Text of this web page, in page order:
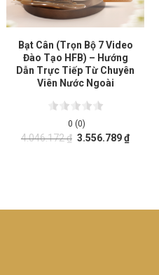
Bạt Cân (Trọn Bộ 7 Video
Đào Tạo HFB) – Hướng
Dẫn Trực Tiếp Từ Chuyên
Viên Nước Ngoài
0 (0)
4.046.172₫ 3.556.789₫